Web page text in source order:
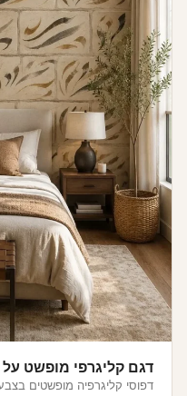
דגם קליגרפי מופשט
דפוסי קליגרפיה מופשטים